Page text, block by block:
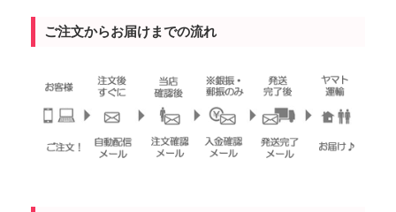
ご注文からお届けまでの流れ